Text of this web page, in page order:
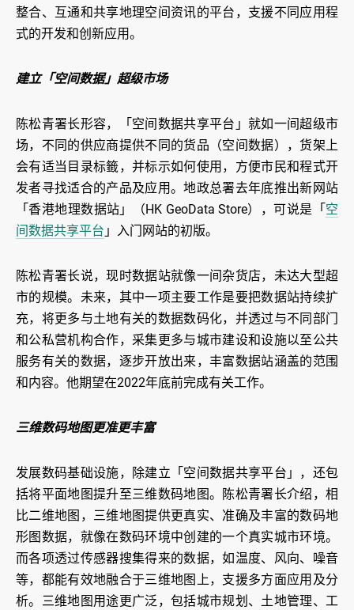
整合、互通和共享地理空间资讯的平台，支援不同应用程
式的开发和创新应用。
建立「空间数据」超级市场
陈松青署长形容，「空间数据共享平台」就如一间超级市
场，不同的供应商提供不同的货品（空间数据），货架上
会有适当目录标籤，并标示如何使用，方便市民和程式开
发者寻找适合的产品及应用。地政总署去年底推出新网站
「香港地理数据站」（HK GeoData Store），可说是「空
间数据共享平台 」入门网站的初版。
陈松青署长说，现时数据站就像一间杂货店，未达大型超
市的规模。未来，其中一项主要工作是要把数据站持续扩
充，将更多与土地有关的数据数码化，并透过与不同部门
和公私营机构合作，采集更多与城市建设和设施以至公共
服务有关的数据，逐步开放出来，丰富数据站涵盖的范围
和内容。他期望在2022年底前完成有关工作。
三维数码地图更准更丰富
发展数码基础设施，除建立「空间数据共享平台」，还包
括将平面地图提升至三维数码地图。陈松青署长介绍，相
比二维地图，三维地图提供更真实、准确及丰富的数码地
形图数据，就像在数码环境中创建的一个真实城市环境。
而各项透过传感器搜集得来的数据，如温度、风向、噪音
等，都能有效地融合于三维地图上，支援多方面应用及分
析。三维地图用途更广泛，包括城市规划、土地管理、工